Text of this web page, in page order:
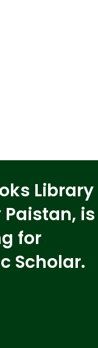
Library
is
for
Scholar.